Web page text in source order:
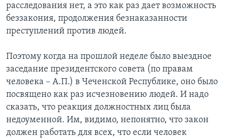
расследования нет, а это как раз дает возможность
беззакония, продолжения безнаказанности
преступлений против людей.
Поэтому когда на прошлой неделе было выездное
заседание президентского совета (по правам
человека – А.П.) в Чеченской Республике, оно было
посвящено как раз исчезновению людей. И надо
сказать, что реакция должностных лиц была
недоуменной. Им, видимо, непонятно, что закон
должен работать для всех, что если человек